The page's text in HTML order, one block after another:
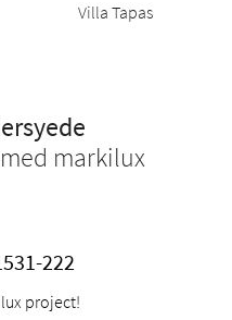
Villa Tapas
med markilux
222
project!